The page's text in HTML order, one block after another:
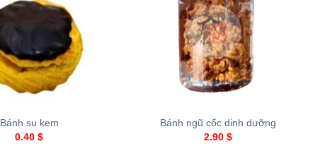
Bánh su kem
0.40$
Bánh ngũ cốc dinh dưỡng
2.90 $